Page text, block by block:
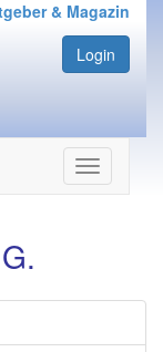
& Magazin
Login
Navigation
ein-/